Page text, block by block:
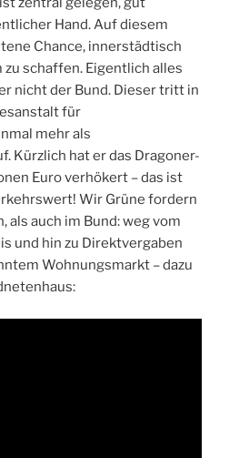
Hand. Auf diesem
Chance, innerstädtisch
schaffen. Eigentlich alles
nicht der Bund. Dieser tritt in
für
mehr als
Kürzlich hat er das Dragoner-
Euro verhökert – das ist
Wir Grüne fordern
als auch im Bund: weg vom
und hin zu Direktvergaben
Wohnungsmarkt – dazu